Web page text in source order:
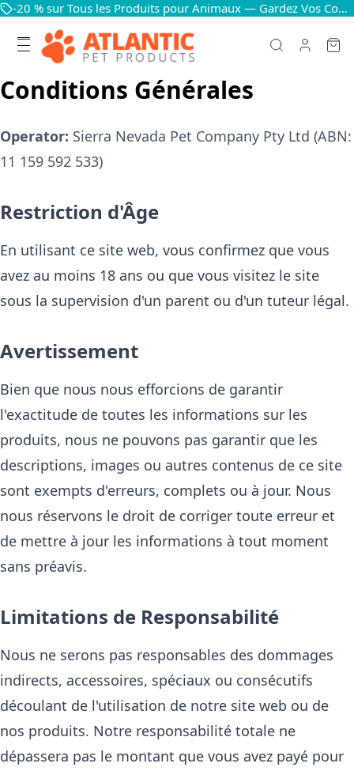
-20 % sur Tous les Produits pour Animaux — Gardez Vos Compagnons Heureux et en Bonne Santé
Conditions Générales
Operator: Sierra Nevada Pet Company Pty Ltd (ABN:
11 159 592 533)
Restriction d'Âge
En utilisant ce site web, vous confirmez que vous
avez au moins 18 ans ou que vous visitez le site
sous la supervision d'un parent ou d'un tuteur légal.
Avertissement
Bien que nous nous efforcions de garantir
l'exactitude de toutes les informations sur les
produits, nous ne pouvons pas garantir que les
descriptions, images ou autres contenus de ce site
sont exempts d'erreurs, complets ou à jour. Nous
nous réservons le droit de corriger toute erreur et
de mettre à jour les informations à tout moment
sans préavis.
Limitations de Responsabilité
Nous ne serons pas responsables des dommages
indirects, accessoires, spéciaux ou consécutifs
découlant de l'utilisation de notre site web ou de
nos produits. Notre responsabilité totale ne
dépassera pas le montant que vous avez payé pour